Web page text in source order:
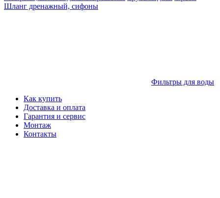
Шланг дренажный, сифоны
Фильтры для воды
Как купить
Доставка и оплата
Гарантия и сервис
Монтаж
Контакты